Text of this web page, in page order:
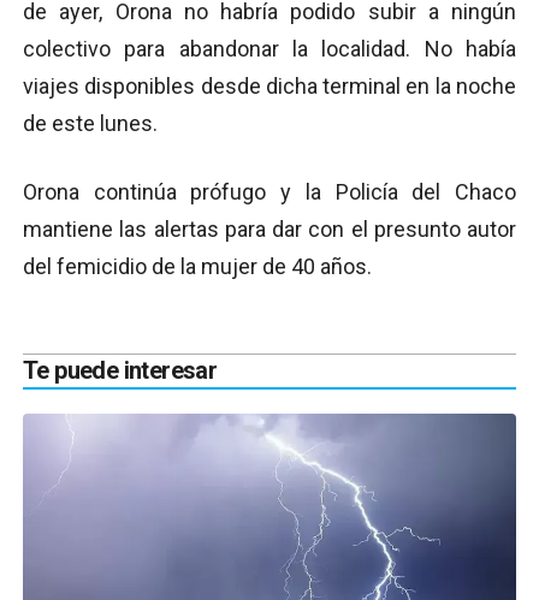
de ayer, Orona no habría podido subir a ningún
colectivo para abandonar la localidad. No había
viajes disponibles desde dicha terminal en la noche
de este lunes.
Orona continúa prófugo y la Policía del Chaco
mantiene las alertas para dar con el presunto autor
del femicidio de la mujer de 40 años.
Te puede interesar